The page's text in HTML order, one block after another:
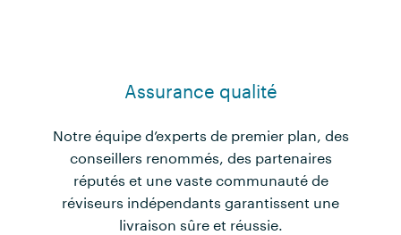
Assurance qualité
Notre équipe d’experts de premier plan, des
conseillers renommés, des partenaires
réputés et une vaste communauté de
réviseurs indépendants garantissent une
livraison sûre et réussie.